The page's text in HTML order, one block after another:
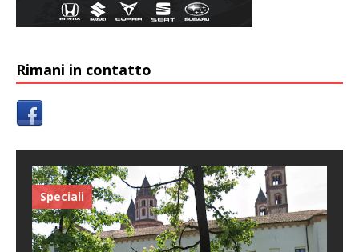
Rimani in contatto
Speciali